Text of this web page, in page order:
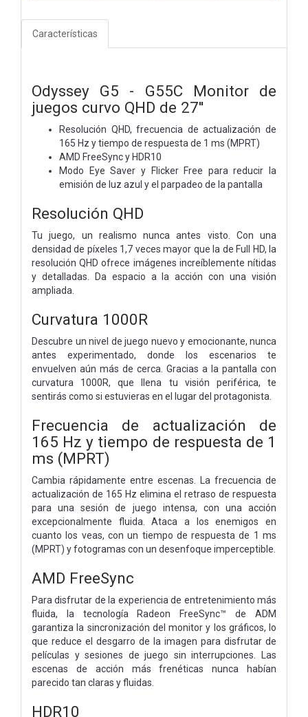
Características
Odyssey G5 - G55C Monitor de
juegos curvo QHD de 27''
Resolución QHD, frecuencia de actualización de
165 Hz y tiempo de respuesta de 1 ms (MPRT)
AMD FreeSync y HDR10
Modo Eye Saver y Flicker Free para reducir la
emisión de luz azul y el parpadeo de la pantalla
Resolución QHD
Tu juego, un realismo nunca antes visto. Con una
densidad de píxeles 1,7 veces mayor que la de Full HD, la
resolución QHD ofrece imágenes increíblemente nítidas
y detalladas. Da espacio a la acción con una visión
ampliada.
Curvatura 1000R
Descubre un nivel de juego nuevo y emocionante, nunca
antes experimentado, donde los escenarios te
envuelven aún más de cerca. Gracias a la pantalla con
curvatura 1000R, que llena tu visión periférica, te
sentirás como si estuvieras en el lugar del protagonista.
Frecuencia de actualización de
165 Hz y tiempo de respuesta de 1
ms (MPRT)
Cambia rápidamente entre escenas. La frecuencia de
actualización de 165 Hz elimina el retraso de respuesta
para una sesión de juego intensa, con una acción
excepcionalmente fluida. Ataca a los enemigos en
cuanto los veas, con un tiempo de respuesta de 1 ms
(MPRT) y fotogramas con un desenfoque imperceptible.
AMD FreeSync
Para disfrutar de la experiencia de entretenimiento más
fluida, la tecnología Radeon FreeSync™ de ADM
garantiza la sincronización del monitor y los gráficos, lo
que reduce el desgarro de la imagen para disfrutar de
películas y sesiones de juego sin interrupciones. Las
escenas de acción más frenéticas nunca habían
parecido tan claras y fluidas.
HDR10